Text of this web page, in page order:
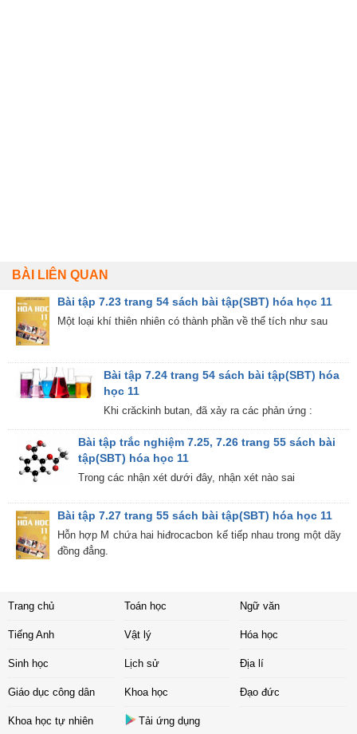
BÀI LIÊN QUAN
Bài tập 7.23 trang 54 sách bài tập(SBT) hóa học 11
Một loại khí thiên nhiên có thành phần về thể tích như sau
Bài tập 7.24 trang 54 sách bài tập(SBT) hóa
học 11
Khi crăckinh butan, đã xảy ra các phản ứng :
Bài tập trắc nghiệm 7.25, 7.26 trang 55 sách bài
tập(SBT) hóa học 11
Trong các nhận xét dưới đây, nhận xét nào sai
Bài tập 7.27 trang 55 sách bài tập(SBT) hóa học 11
Hỗn hợp M chứa hai hiđrocacbon kế tiếp nhau trong một dãy
đồng đẳng.
Trang chủ Toán học Ngữ văn
Tiếng Anh Vật lý Hóa học
Sinh học Lịch sử Địa lí
Giáo dục công dân Khoa học Đạo đức
Khoa học tự nhiên Tải ứng dụng